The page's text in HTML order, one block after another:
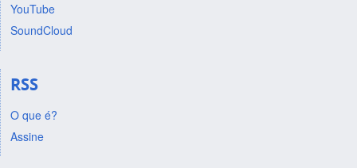
YouTube
SoundCloud
RSS
O que é?
Assine